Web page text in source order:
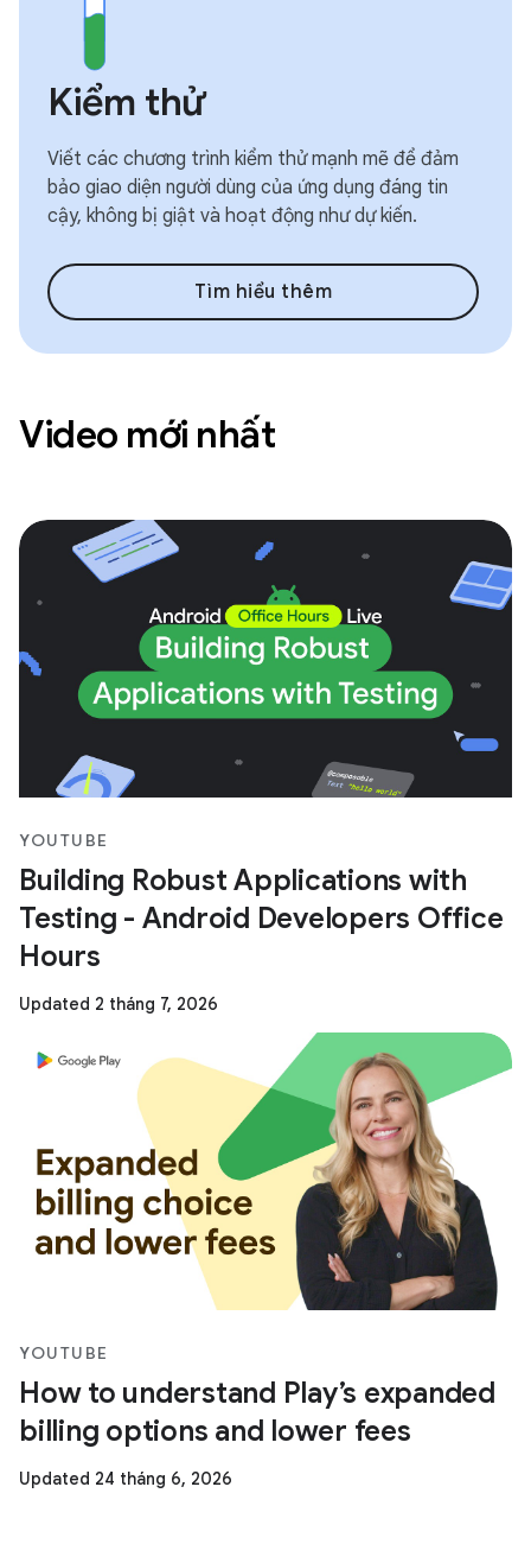
Kiểm thử
Viết các chương trình kiểm thử mạnh mẽ để đảm
bảo giao diện người dùng của ứng dụng đáng tin
cậy, không bị giật và hoạt động như dự kiến.
Tìm hiểu thêm
Video mới nhất
YOUTUBE
Building Robust Applications with
Testing - Android Developers Office
Hours
Updated 2 tháng 7, 2026
YOUTUBE
How to understand Play’s expanded
billing options and lower fees
Updated 24 tháng 6, 2026